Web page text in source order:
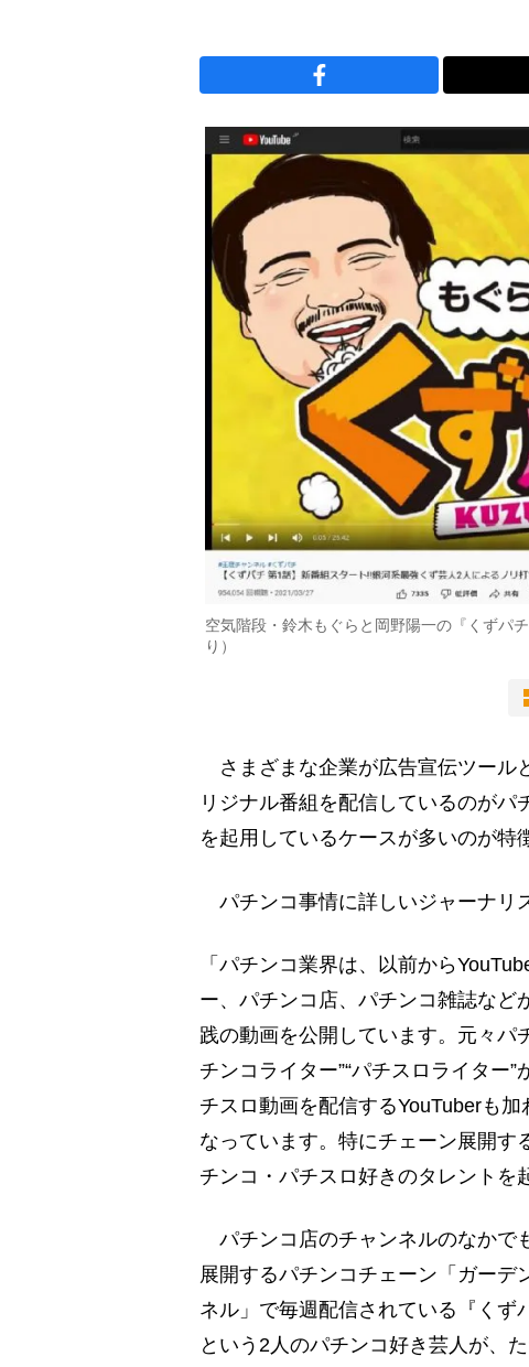
空気階段・鈴木もぐらと岡野陽一の『くずパ
り）
さまざまな企業が広告宣伝ツール
リジナル番組を配信しているのがパ
を起用しているケースが多いのが特
パチンコ事情に詳しいジャーナリ
「パチンコ業界は、以前から
ー、パチンコ店、パチンコ雑誌など
践の動画を公開しています。元々パ
チンコライター”“パチスロライター
チスロ動画を配信するYouTuberも
なっています。特にチェーン展開す
チンコ・パチスロ好きのタレントを
パチンコ店のチャンネルのなかで
展開するパチンコチェーン「ガーデ
ネル」で毎週配信されている『くず
という2人のパチンコ好き芸人が、